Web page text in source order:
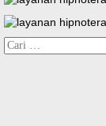
Cari
untuk: